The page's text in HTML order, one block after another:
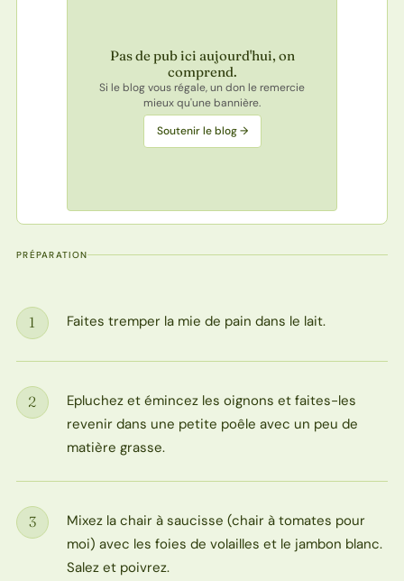
Pas de pub ici aujourd'hui, on
comprend.
Si le blog vous régale, un don le remercie
mieux qu'une bannière.
Soutenir le blog →
PRÉPARATION
Étape
1 Faites tremper la mie de pain dans le lait.
Étape
2
Epluchez et émincez les oignons et faites-les
revenir dans une petite poêle avec un peu de
matière grasse.
Étape
3
Mixez la chair à saucisse (chair à tomates pour
moi) avec les foies de volailles et le jambon blanc.
Salez et poivrez.